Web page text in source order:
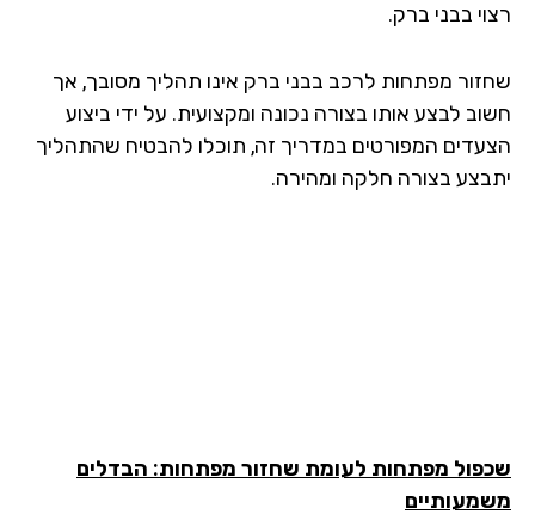
בבני ברק.
מפתחות לרכב בבני ברק אינו תהליך מסובך, אך
לבצע אותו בצורה נכונה ומקצועית. על ידי ביצוע
המפורטים במדריך זה, תוכלו להבטיח שהתהליך
בצורה חלקה ומהירה.
מפתחות לעומת שחזור מפתחות: הבדלים